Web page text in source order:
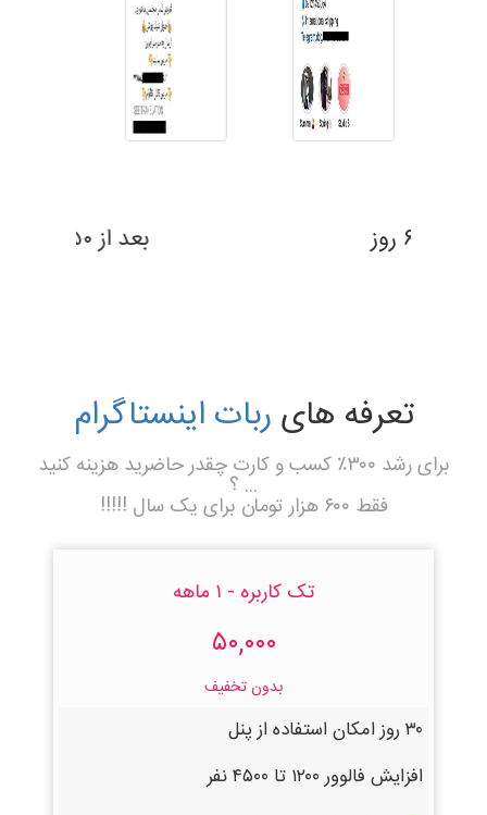
تعرفه هایربات اینستاگرام
برای رشد ۳۰۰٪ کسب و کارت چقدر حاضرید هزینه کنید
... ؟
فقط ۶۰۰ هزار تومان برای یک سال !!!!!
تک کاربره - ۱ ماهه
۵۰,۰۰۰
بدون تخفیف
۳۰ روز امکان استفاده از پنل
افزایش فالوور ۱۲۰۰ تا ۴۵۰۰ نفر